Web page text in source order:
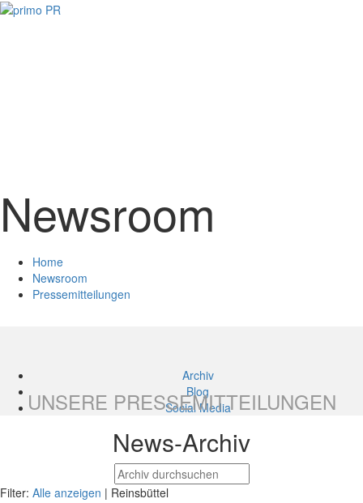
Newsroom
Home
Newsroom
Pressemitteilungen
Archiv
Blog
Social Media
UNSERE PRESSEMITTEILUNGEN
News-Archiv
Filter: Alle anzeigen | Reinsbüttel